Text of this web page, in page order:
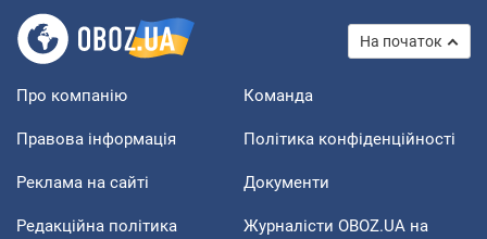
На початок
Про компанію Команда
Правова інформація Політика конфіденційності
Реклама на сайті Документи
Редакційна політика
Журналісти OBOZ.UA на